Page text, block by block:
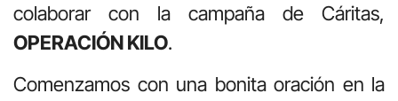
colaborar con la campaña de Cáritas,
OPERACIÓN KILO.
Comenzamos con una bonita oración en la